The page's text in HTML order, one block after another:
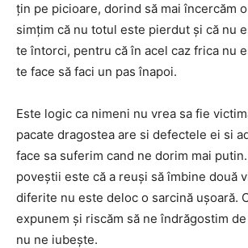
țin pe picioare, dorind să mai încercăm
simțim că nu totul este pierdut și că nu
te întorci, pentru că în acel caz frica nu
te face să faci un pas înapoi.
Este logic ca nimeni nu vrea sa fie
pacate dragostea are si defectele ei si
face sa suferim cand ne dorim mai
poveștii este că a reuși să îmbine două
diferite nu este deloc o sarcină ușoară.
expunem și riscăm să ne îndrăgostim
nu ne iubește.